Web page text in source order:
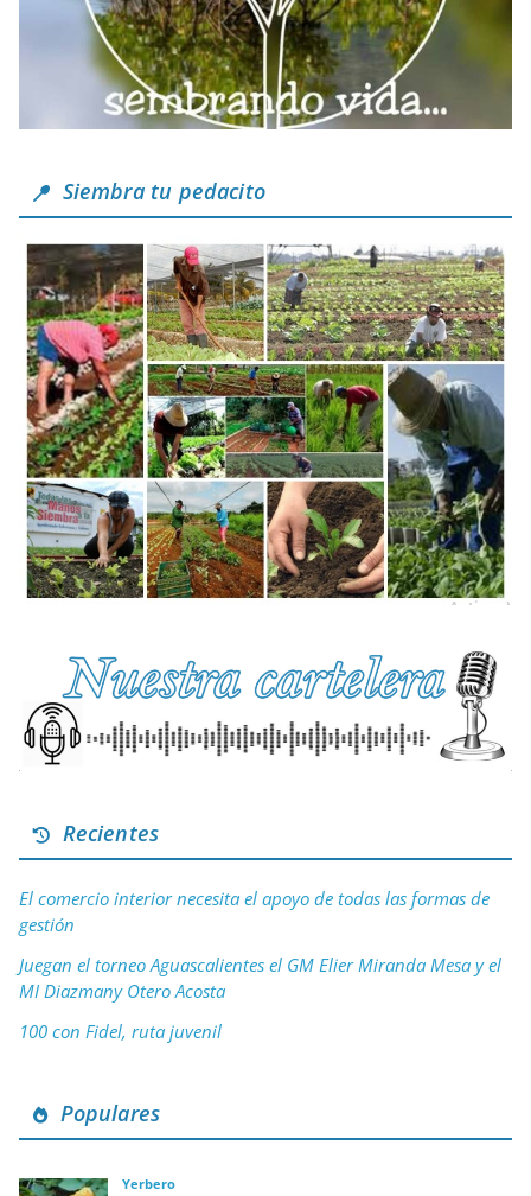
Siembra tu pedacito
Recientes
El comercio interior necesita el apoyo de todas las formas de
gestión
Juegan el torneo Aguascalientes el GM Elier Miranda Mesa y el
MI Diazmany Otero Acosta
100 con Fidel, ruta juvenil
Populares